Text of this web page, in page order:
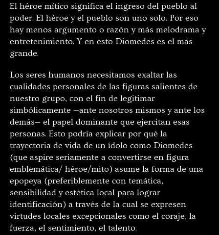
El héroe mítico significa el ingreso del pueblo al
poder. El héroe y el pueblo son uno solo. Por eso
hay menos argumento o razón y más melodrama y
entretenimiento. Y en esto Diomedes es el más
grande.
Los seres humanos necesitamos exaltar las
cualidades personales de las figuras salientes de
nuestro grupo, con el fin de legitimar
simbólicamente —ante nosotros mismos y ante los
demás— el papel dominante que ejercitan esas
personas. Esto podría explicar por qué la
trayectoria de vida de un ídolo como Diomedes
(que aspire seriamente a convertirse en figura
emblemática/ héroe/mito) asume la forma de una
epopeya (preferiblemente con temática,
sensibilidad y estética local para lograr
identificación) a través de la cual se expresen
virtudes locales excepcionales como el coraje, la
fuerza, el sentimiento, el talento.